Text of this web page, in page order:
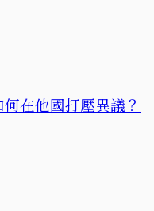
在他國打壓異議？